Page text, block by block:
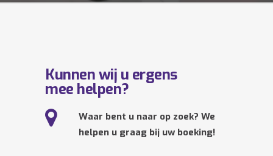
Kunnen wij u ergens
mee helpen?
Waar bent u naar op zoek? We
helpen u graag bij uw boeking!